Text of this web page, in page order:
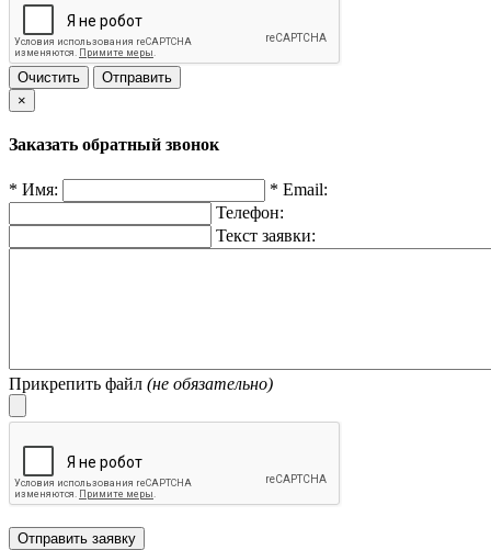
Очистить
Отправить
×
Заказать обратный звонок
* Имя: * Email:
Телефон:
Текст заявки:
Прикрепить файл (не обязательно)
Отправить заявку